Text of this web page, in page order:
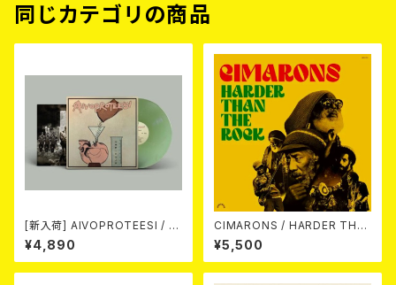
同じカテゴリの商品
[新入荷] AIVOPROTEESI / U
MPIKUJA (LP / LTD.100 DIE
-HARD COKE BOTTLE GRE
EN VINYL) (ITA / F.O.A.D.)
¥4,890
CIMARONS / HARDER THA
¥5,500